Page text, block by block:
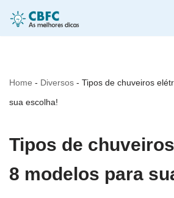
Pular
Home - Diversos - Tipos de chuveiros
sua escolha!
Tipos de
8 modelos para